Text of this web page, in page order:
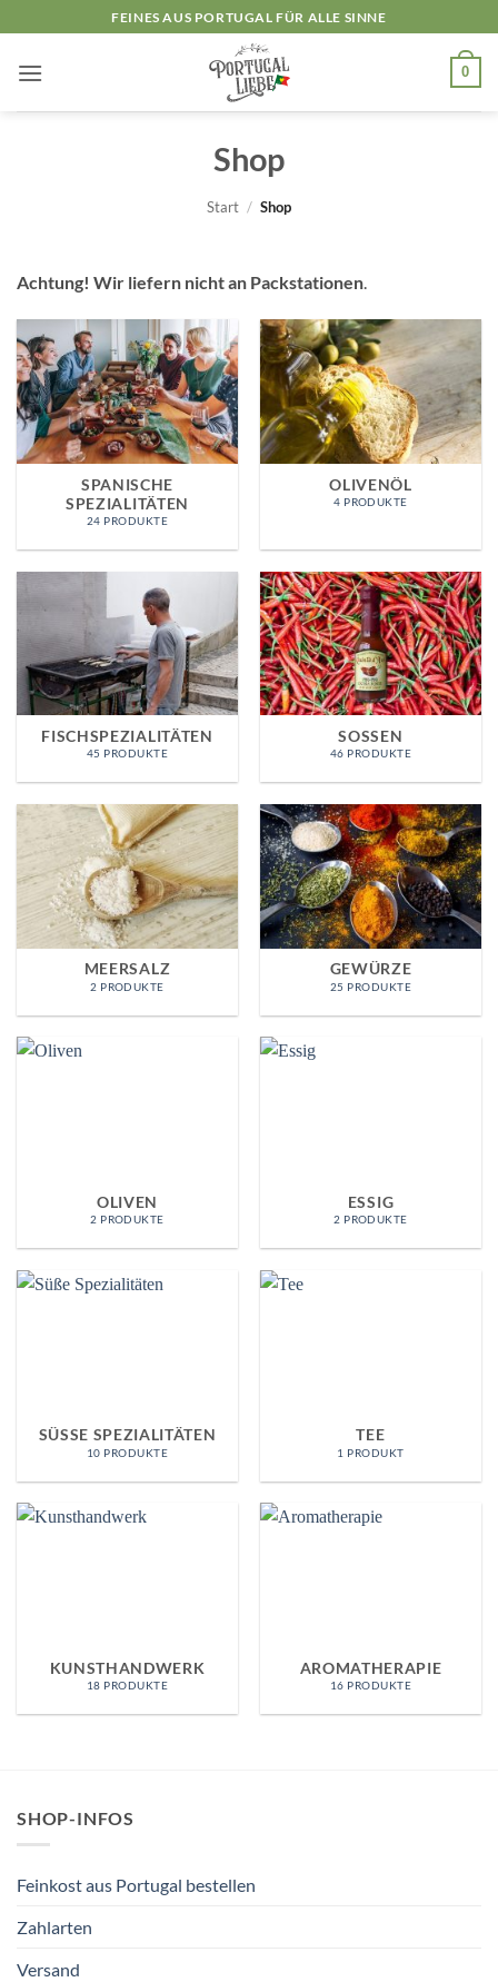
Inhalt
springen
FEINES AUS PORTUGAL FÜR ALLE SINNE
0
Shop
Start / Shop
Achtung! Wir liefern nicht an Packstationen.
SPANISCHE
SPEZIALITÄTEN
24 PRODUKTE
OLIVENÖL
4 PRODUKTE
FISCHSPEZIALITÄTEN
45 PRODUKTE
SOSSEN
46 PRODUKTE
MEERSALZ
2 PRODUKTE
GEWÜRZE
25 PRODUKTE
OLIVEN
2 PRODUKTE
ESSIG
2 PRODUKTE
SÜSSE SPEZIALITÄTEN
10 PRODUKTE
TEE
1 PRODUKT
KUNSTHANDWERK
18 PRODUKTE
AROMATHERAPIE
16 PRODUKTE
SHOP-INFOS
Feinkost aus Portugal bestellen
Zahlarten
Versand